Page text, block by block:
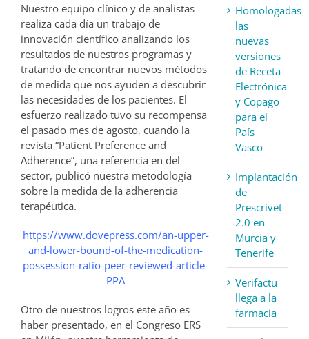
Nuestro equipo clínico y de analistas
realiza cada día un trabajo de
innovación científico analizando los
resultados de nuestros programas y
tratando de encontrar nuevos métodos
de medida que nos ayuden a descubrir
las necesidades de los pacientes. El
esfuerzo realizado tuvo su recompensa
el pasado mes de agosto, cuando la
revista “Patient Preference and
Adherence”, una referencia en del
sector, publicó nuestra metodología
sobre la medida de la adherencia
terapéutica.
https://www.dovepress.com/an-upper-
and-lower-bound-of-the-medication-
possession-ratio-peer-reviewed-article-
PPA
Otro de nuestros logros este año es
haber presentado, en el Congreso ERS
Homologadas
las
nuevas
versiones
de Receta
Electrónica
y Copago
para el
País
Vasco
Implantación
de
Prescrivet
2.0 en
Murcia y
Tenerife
Verifactu
llega a la
farmacia